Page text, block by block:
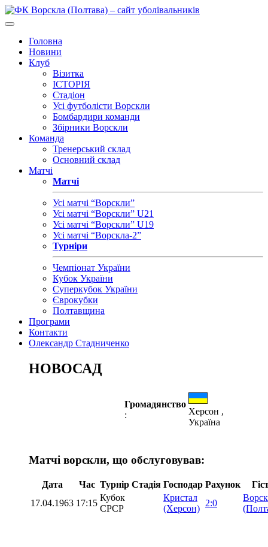
Головна
Новини
Клуб
Візитка
ІСТОРІЯ
Стадіон
Усі футболісти Ворскли
Бомбардири команди
Збірники Ворскли
Команда
Тренерський склад
Основний склад
Матчі
Матчі
Усі матчі “Ворскли”
Усі матчі “Ворскли” U21
Усі матчі “Ворскли” U19
Усі матчі “Ворскла-2”
Турніри
Чемпіонат України
Кубок України
Суперкубок України
Єврокубки
Полтавщина
Програми
Контакти
Олександр Стадниченко
НОВОСАД
Громадянство
:
Херсон ,
Україна
Матчі ворскли, що обслуговував:
Дата Час Турнір Стадія Господар Рахунок
17.04.1963 17:15
Кубок
СРСР
Кристал
(Херсон)
2:0